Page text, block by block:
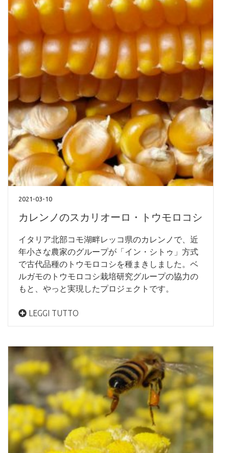
2021-03-10
カレンノのスカリオーロ・トウモロコシ
イタリア北部コモ湖畔レッコ県のカレンノで、近
年小さな農家のグループが「イン・シトゥ」方式
で古代品種のトウモロコシを種まきしました。ベ
ルガモのトウモロコシ栽培研究グループの協力の
もと、やっと実現したプロジェクトです。
LEGGI TUTTO